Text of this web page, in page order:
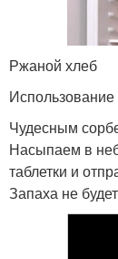
Ржаной хлеб
Использование
Чудесным
Насыпаем в
таблетки и
Запаха не